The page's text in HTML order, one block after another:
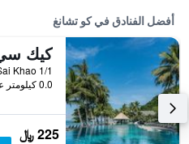
أفضل الفنادق في كو تشانغ
0.0 كيلومتر عن وسط المدينة
225 ﷼